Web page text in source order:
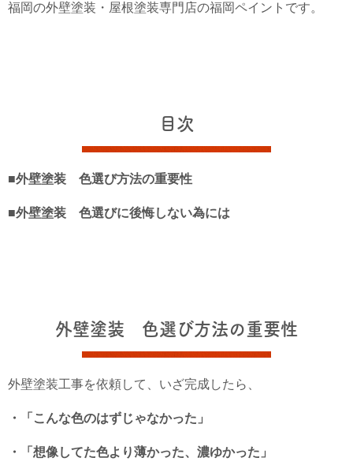
福岡の外壁塗装・屋根塗装専門店の福岡ペイントです。
目次
■外壁塗装 色選び方法の重要性
■外壁塗装 色選びに後悔しない為には
外壁塗装 色選び方法の重要性
外壁塗装工事を依頼して、いざ完成したら、
・「こんな色のはずじゃなかった」
・「想像してた色より薄かった、濃ゆかった」